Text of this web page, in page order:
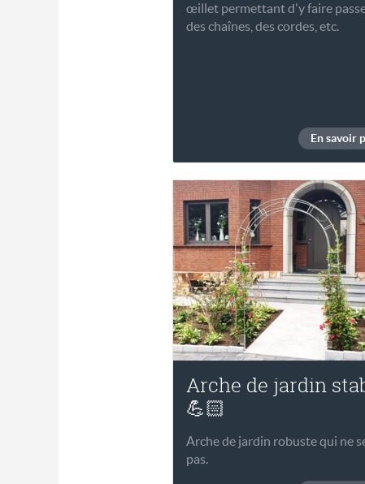
œillet permettant d'y faire
des chaînes, des cordes, etc.
En savoir
Arche de jardin
💪🏻
Arche de jardin robuste qui ne
pas.